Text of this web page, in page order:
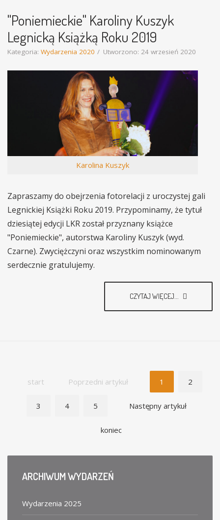
"Poniemieckie" Karoliny Kuszyk
Legnicką Książką Roku 2019
Kategoria: Wydarzenia 2020 Utworzono: 24 wrzesień 2020
Karolina Kuszyk
Zapraszamy do obejrzenia fotorelacji z uroczystej gali
Legnickiej Książki Roku 2019. Przypominamy, że tytuł
dziesiątej edycji LKR został przyznany książce
"Poniemieckie", autorstwa Karoliny Kuszyk (wyd.
Czarne). Zwyciężczyni oraz wszystkim nominowanym
serdecznie gratulujemy.
CZYTAJ WIĘCEJ...
start Poprzedni artykuł 1 2
3 4 5 Następny artykuł
koniec
ARCHIWUMWYDARZEŃ
Wydarzenia 2025